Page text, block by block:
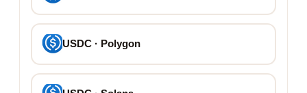
USDC · Polygon